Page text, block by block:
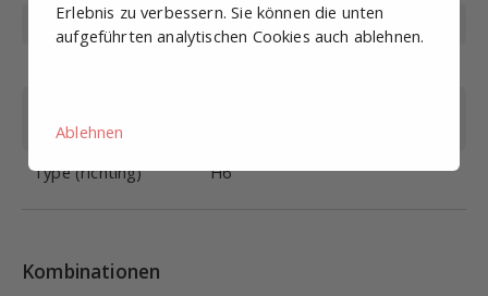
Spannung
24V
Ventiltyp (en)
Type (richting)
H6
Kombinationen
Erlebnis zu verbessern. Sie können die unten
aufgeführten analytischen Cookies auch ablehnen.
Ablehnen